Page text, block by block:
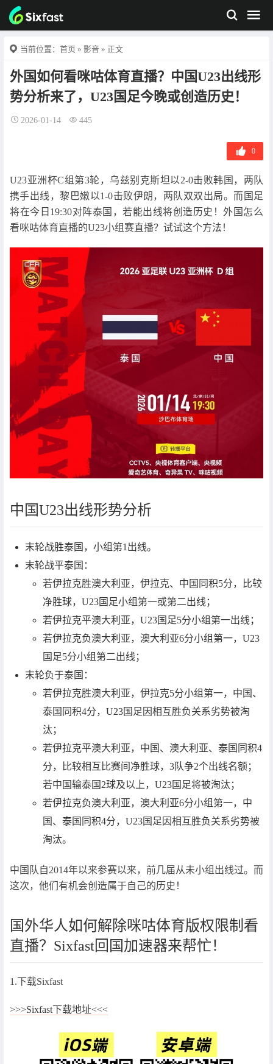
当前位置： 首页 » 影音 » 正文
外国如何看咪咕体育直播？中国U23出线形
势分析来了，U23国足今晚或创造历史！
2026-01-14 445
0
U23亚洲杯C组第3轮，乌兹别克斯坦以2-0击败韩国，两队
携手出线，黎巴嫩以1-0击败伊朗，两队双双出局。而国足
将在今日19:30对阵泰国，若能出线将创造历史！外国怎么
看咪咕体育直播的U23小组赛直播？试试这个方法！
中国U23出线形势分析
末轮战胜泰国，小组第1出线。
末轮战平泰国：
若伊拉克胜澳大利亚，伊拉克、中国同积5分，比较
净胜球，U23国足小组第一或第二出线；
若伊拉克平澳大利亚，U23国足5分小组第一出线；
若伊拉克负澳大利亚，澳大利亚6分小组第一，U23
国足5分小组第二出线；
末轮负于泰国：
若伊拉克胜澳大利亚，伊拉克5分小组第一，中国、
泰国同积4分，U23国足因相互胜负关系劣势被淘
汰；
若伊拉克平澳大利亚，中国、澳大利亚、泰国同积4
分，比较相互比赛间净胜球，3队争2个出线名额；
若中国输泰国2球及以上，U23国足将被淘汰；
若伊拉克负澳大利亚，澳大利亚6分小组第一，中
国、泰国同积4分，U23国足因相互胜负关系劣势被
淘汰。
中国队自2014年以来参赛以来，前几届从未小组出线过。而
这次，他们有机会创造属于自己的历史！
国外华人如何解除咪咕体育版权限制看
直播？Sixfast回国加速器来帮忙！
1.下载Sixfast
>>>Sixfast下载地址<<<